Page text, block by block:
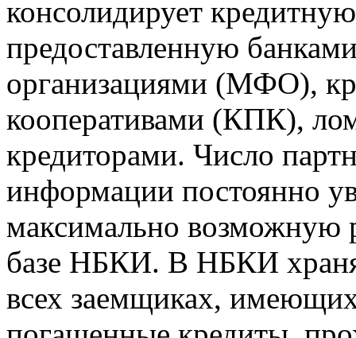
консолидирует
предоставленную
организациями (МФО),
кооперативами (КПК),
кредиторами. Число
информации постоянно
максимально возможную
базе НБКИ. В НБКИ
всех заемщиках,